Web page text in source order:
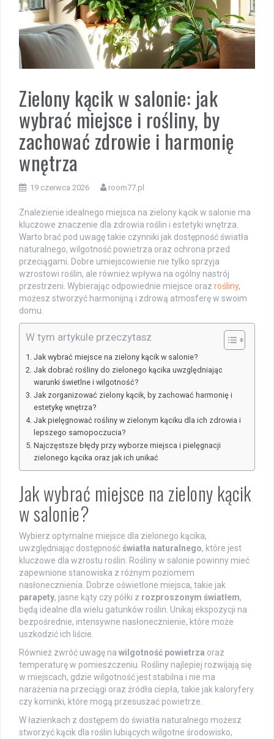
Zielony kącik w salonie: jak
wybrać miejsce i rośliny, by
zachować zdrowie i harmonię
wnętrza
19 czerwca 2026 room77.pl
Znalezienie idealnego miejsca na zielony kącik w salonie ma
kluczowe znaczenie dla zdrowia roślin i estetyki wnętrza.
Warto brać pod uwagę takie czynniki jak dostępność światła
naturalnego, wilgotność powietrza oraz ochrona przed
przeciągami. Dobre umiejscowienie nie tylko sprzyja
wzrostowi roślin, ale również wpływa na ogólny nastrój
przestrzeni. Wybierając odpowiednie miejsce oraz rośliny,
możesz stworzyć harmonijną i zdrową atmosferę w swoim
domu.
W tym artykule przeczytasz
Jak wybrać miejsce na zielony kącik w salonie?
Jak dobrać rośliny do zielonego kącika uwzględniając
warunki świetlne i wilgotność?
Jak zorganizować zielony kącik, by zachować harmonię i
estetykę wnętrza?
Jak pielęgnować rośliny w zielonym kąciku dla ich zdrowia i
lepszego samopoczucia?
Najczęstsze błędy przy wyborze miejsca i pielęgnacji
zielonego kącika oraz jak ich unikać
Jak wybrać miejsce na zielony kącik
w salonie?
Wybierz optymalne miejsce dla zielonego kącika,
uwzględniając dostępnośćświatła naturalnego, które jest
kluczowe dla wzrostu roślin. Rośliny w salonie powinny mieć
zapewnione stanowiska z różnym poziomem
nasłonecznienia. Dobrze oświetlone miejsca, takie jak
parapety, jasne kąty czy półki z rozproszonym światłem,
będą idealne dla wielu gatunków roślin. Unikaj ekspozycji na
bezpośrednie, intensywne nasłonecznienie, które może
uszkodzić ich liście.
Również zwróć uwagę na wilgotność powietrza oraz
temperaturę w pomieszczeniu. Rośliny najlepiej rozwijają się
w miejscach, gdzie wilgotność jest stabilna i nie ma
narażenia na przeciągi oraz źródła ciepła, takie jak kaloryfery
czy kominki, które mogą przesuszać powietrze.
W łazienkach z dostępem do światła naturalnego możesz
stworzyć kącik dla roślin lubiących wilgotne środowisko,